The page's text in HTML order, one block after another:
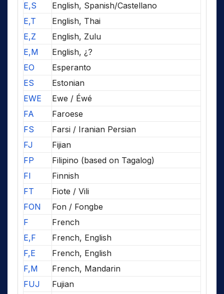
E,S
English, Spanish/Castellano
E,T
English, Thai
E,Z
English, Zulu
E,M
English, ¿?
EO
Esperanto
ES
Estonian
EWE
Ewe / Éwé
FA
Faroese
FS
Farsi / Iranian Persian
FJ
Fijian
FP
Filipino (based on Tagalog)
FI
Finnish
FT
Fiote / Vili
FON
Fon / Fongbe
F
French
E,F
French, English
F,E
French, English
F,M
French, Mandarin
FUJ
Fujian